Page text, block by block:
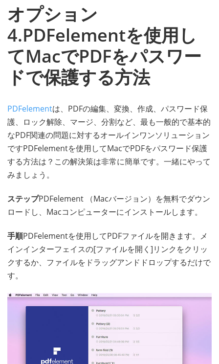
オプション
4.PDFelementを使用し
てMacでPDFをパスワー
ドで保護する方法
PDFelementは、PDFの編集、変換、作成、パスワード保
護、ロック解除、マージ、分割など、最も一般的で基本的
なPDF関連の問題に対するオールインワンソリューション
ですPDFelementを使用してMacでPDFをパスワード保護
する方法は？この解決策は非常に簡単です。一緒にやって
みましょう。
ステップPDFelement （Macバージョン）を無料でダウン
ロードし、Macコンピューターにインストールします。
手順PDFelementを使用してPDFファイルを開きます。メ
インインターフェイスの[ファイルを開く]リンクをクリッ
クするか、ファイルをドラッグアンドドロップするだけで
す。